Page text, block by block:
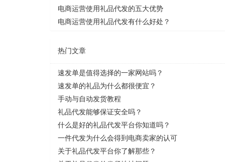
电商运营使用礼品代发的五大优势
电商运营使用礼品代发有什么好处？
热门文章
速发单是值得选择的一家网站吗？
速发单的礼品为什么都很便宜？
手动与自动发货教程
礼品代发能够保证安全吗？
什么是好的礼品代发平台你知道吗？
一件代发为什么会得到电商卖家的认可
关于礼品代发平台你了解那些？